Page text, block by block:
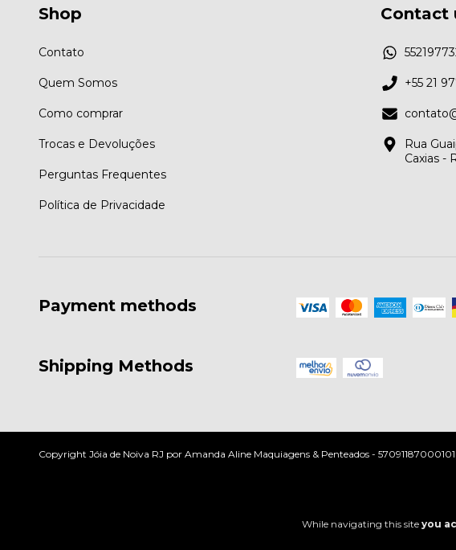
While navigating this site you
Shop
Contato
Quem Somos
Como comprar
Trocas e Devoluções
Perguntas Frequentes
Política de Privacidade
Contact
+55 21
Rua
Caxias -
Payment methods
Shipping Methods
Copyright Jóia de Noiva RJ por Amanda Aline Maquiagens & Penteados -